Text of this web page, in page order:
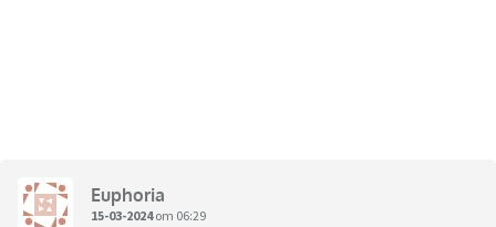
Euphoria
15-03-2024om 06:29